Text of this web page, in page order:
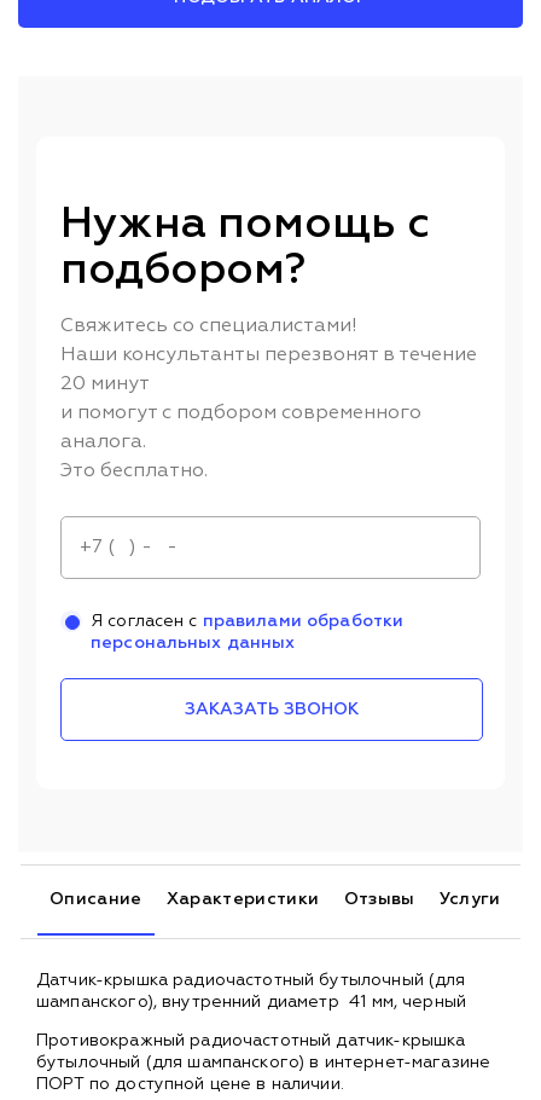
Нужна помощь с
подбором?
Свяжитесь со специалистами!
Наши консультанты перезвонят в течение
20 минут
и помогут с подбором современного
аналога.
Это бесплатно.
Я согласен с правилами обработки
персональных данных
ЗАКАЗАТЬ ЗВОНОК
Описание Характеристики Отзывы Услуги
Датчик-крышка радиочастотный бутылочный (для
шампанского), внутренний диаметр 41 мм, черный
Противокражный радиочастотный датчик-крышка
бутылочный (для шампанского) в интернет-магазине
ПОРТ по доступной цене в наличии.